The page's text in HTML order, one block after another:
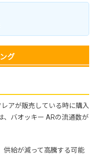
グ
アが販売している時に購入
、バオッキー ARの流通数が
供給が減って高騰する可能